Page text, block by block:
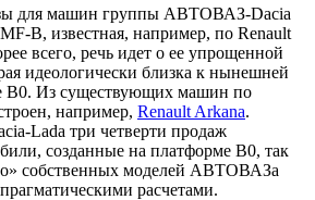
для машин группы АВТОВАЗ-Dacia
B, известная, например, по Renault
всего, речь идет о ее упрощенной
идеологически близка к нынешней
B0. Из существующих машин по
например, Renault Arkana.
Lada три четверти продаж
созданные на платформе В0, так
собственных моделей АВТОВАЗа
расчетами.